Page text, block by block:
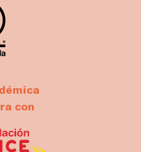
con